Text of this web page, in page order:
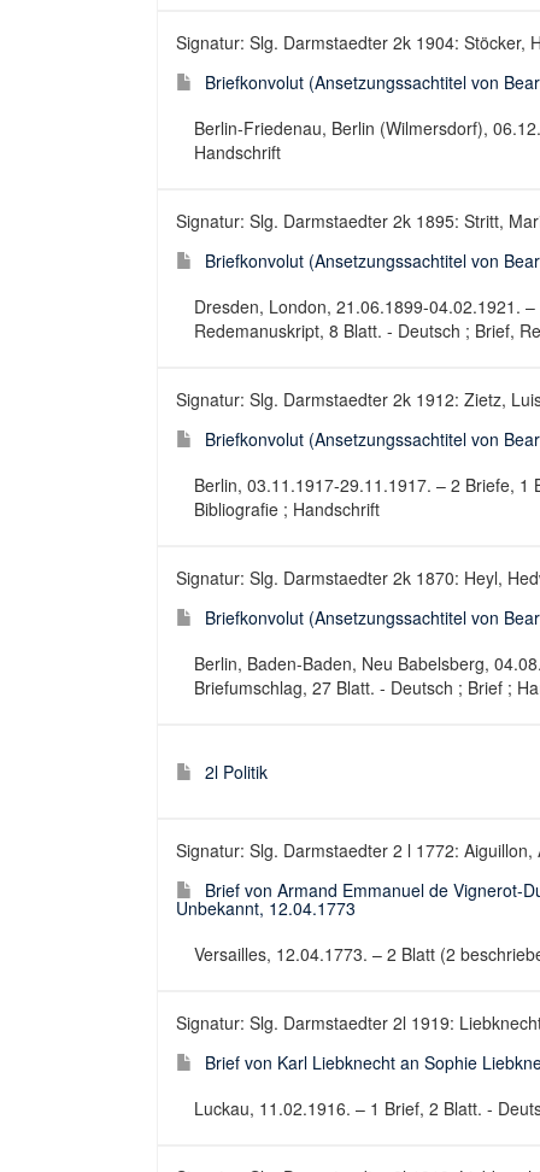
Signatur: Slg. Darmstaedter 2k 1904: Stöcker,
Briefkonvolut (Ansetzungssachtitel von
Berlin-Friedenau, Berlin (Wilmersdorf),
Handschrift
Signatur: Slg. Darmstaedter 2k 1895: Stritt,
Briefkonvolut (Ansetzungssachtitel von
Dresden, London, 21.06.1899-04.02.1921.
Redemanuskript, 8 Blatt. - Deutsch ; Brief,
Signatur: Slg. Darmstaedter 2k 1912: Zietz,
Briefkonvolut (Ansetzungssachtitel von
Berlin, 03.11.1917-29.11.1917. – 2 Briefe,
Bibliografie ; Handschrift
Signatur: Slg. Darmstaedter 2k 1870: Heyl,
Briefkonvolut (Ansetzungssachtitel von
Berlin, Baden-Baden, Neu Babelsberg,
Briefumschlag, 27 Blatt. - Deutsch ; Brief ;
2l Politik
Signatur: Slg. Darmstaedter 2 l 1772:
Brief von Armand Emmanuel de Vignerot-
Unbekannt, 12.04.1773
Versailles, 12.04.1773. – 2 Blatt (2
Signatur: Slg. Darmstaedter 2l 1919:
Brief von Karl Liebknecht an Sophie
Luckau, 11.02.1916. – 1 Brief, 2 Blatt. -